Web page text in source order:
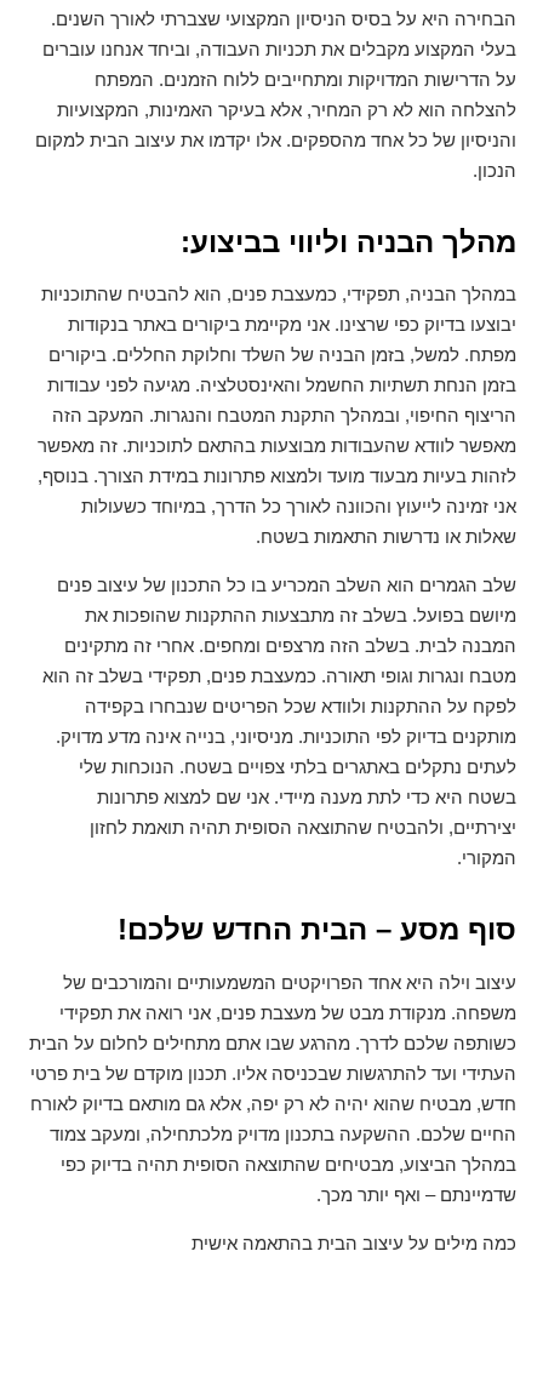
הבחירה היא על בסיס הניסיון המקצועי שצברתי לאורך השנים.
בעלי המקצוע מקבלים את תכניות העבודה, וביחד אנחנו עוברים
על הדרישות המדויקות ומתחייבים ללוח הזמנים. המפתח
להצלחה הוא לא רק המחיר, אלא בעיקר האמינות, המקצועיות
והניסיון של כל אחד מהספקים. אלו יקדמו את עיצוב הבית למקום
הנכון.
מהלך הבניה וליווי בביצוע:
במהלך הבניה, תפקידי, כמעצבת פנים, הוא להבטיח שהתוכניות
יבוצעו בדיוק כפי שרצינו. אני מקיימת ביקורים באתר בנקודות
מפתח. למשל, בזמן הבניה של השלד וחלוקת החללים. ביקורים
בזמן הנחת תשתיות החשמל והאינסטלציה. מגיעה לפני עבודות
הריצוף החיפוי, ובמהלך התקנת המטבח והנגרות. המעקב הזה
מאפשר לוודא שהעבודות מבוצעות בהתאם לתוכניות. זה מאפשר
לזהות בעיות מבעוד מועד ולמצוא פתרונות במידת הצורך. בנוסף,
אני זמינה לייעוץ והכוונה לאורך כל הדרך, במיוחד כשעולות
שאלות או נדרשות התאמות בשטח.
שלב הגמרים הוא השלב המכריע בו כל התכנון של עיצוב פנים
מיושם בפועל. בשלב זה מתבצעות ההתקנות שהופכות את
המבנה לבית. בשלב הזה מרצפים ומחפים. אחרי זה מתקינים
מטבח ונגרות וגופי תאורה. כמעצבת פנים, תפקידי בשלב זה הוא
לפקח על ההתקנות ולוודא שכל הפריטים שנבחרו בקפידה
מותקנים בדיוק לפי התוכניות. מניסיוני, בנייה אינה מדע מדויק.
לעתים נתקלים באתגרים בלתי צפויים בשטח. הנוכחות שלי
בשטח היא כדי לתת מענה מיידי. אני שם למצוא פתרונות
יצירתיים, ולהבטיח שהתוצאה הסופית תהיה תואמת לחזון
המקורי.
סוף מסע – הבית החדש שלכם!
עיצוב וילה היא אחד הפרויקטים המשמעותיים והמורכבים של
משפחה. מנקודת מבט של מעצבת פנים, אני רואה את תפקידי
כשותפה שלכם לדרך. מהרגע שבו אתם מתחילים לחלום על הבית
העתידי ועד להתרגשות שבכניסה אליו. תכנון מוקדם של בית פרטי
חדש, מבטיח שהוא יהיה לא רק יפה, אלא גם מותאם בדיוק לאורח
החיים שלכם. ההשקעה בתכנון מדויק מלכתחילה, ומעקב צמוד
במהלך הביצוע, מבטיחים שהתוצאה הסופית תהיה בדיוק כפי
שדמיינתם – ואף יותר מכך.
כמה מילים על עיצוב הבית בהתאמה אישית